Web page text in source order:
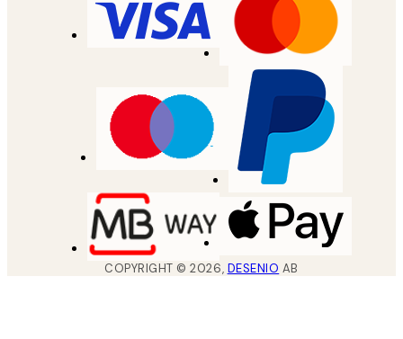
COPYRIGHT ©2026, DESENIO AB